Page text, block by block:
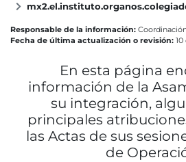
Responsable de la información:
Fecha de última actualización o revisión:
En esta página
información de la
su integración,
principales
las Actas de sus
de